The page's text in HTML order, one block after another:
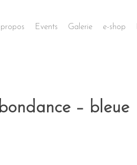
Events Galerie e-shop
– bleue